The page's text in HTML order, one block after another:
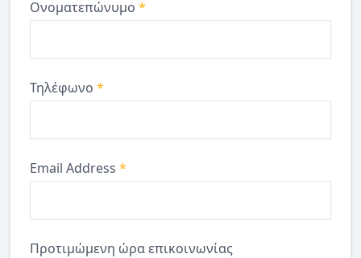
Ονοματεπώνυμο *
Τηλέφωνο *
Email Address *
Προτιμώμενη ώρα επικοινωνίας